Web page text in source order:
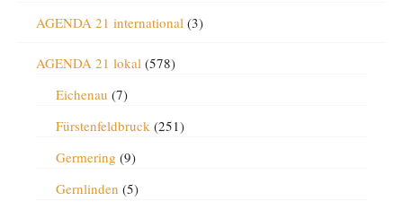
AGENDA 21 international(3)
AGENDA 21 lokal(578)
Eichenau (7)
Fürstenfeldbruck(251)
Germering (9)
Gernlinden (5)